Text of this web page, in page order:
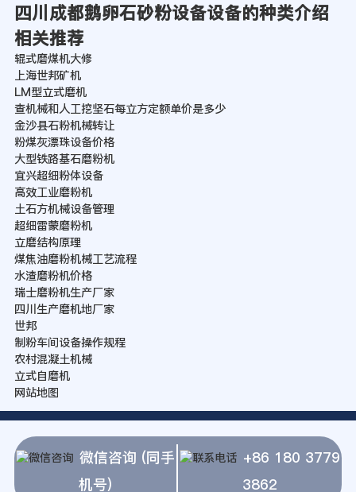
四川成都鹅卵石砂粉设备设备的种类介绍
相关推荐
辊式磨煤机大修
上海世邦矿机
LM型立式磨机
查机械和人工挖坚石每立方定额单价是多少
金沙县石粉机械转让
粉煤灰漂珠设备价格
大型铁路基石磨粉机
宜兴超细粉体设备
高效工业磨粉机
土石方机械设备管理
超细雷蒙磨粉机
立磨结构原理
煤焦油磨粉机械工艺流程
水渣磨粉机价格
瑞士磨粉机生产厂家
四川生产磨机地厂家
世邦
制粉车间设备操作规程
农村混凝土机械
立式自磨机
网站地图
微信咨询 (同手
机号)
+86 180 3779
3862